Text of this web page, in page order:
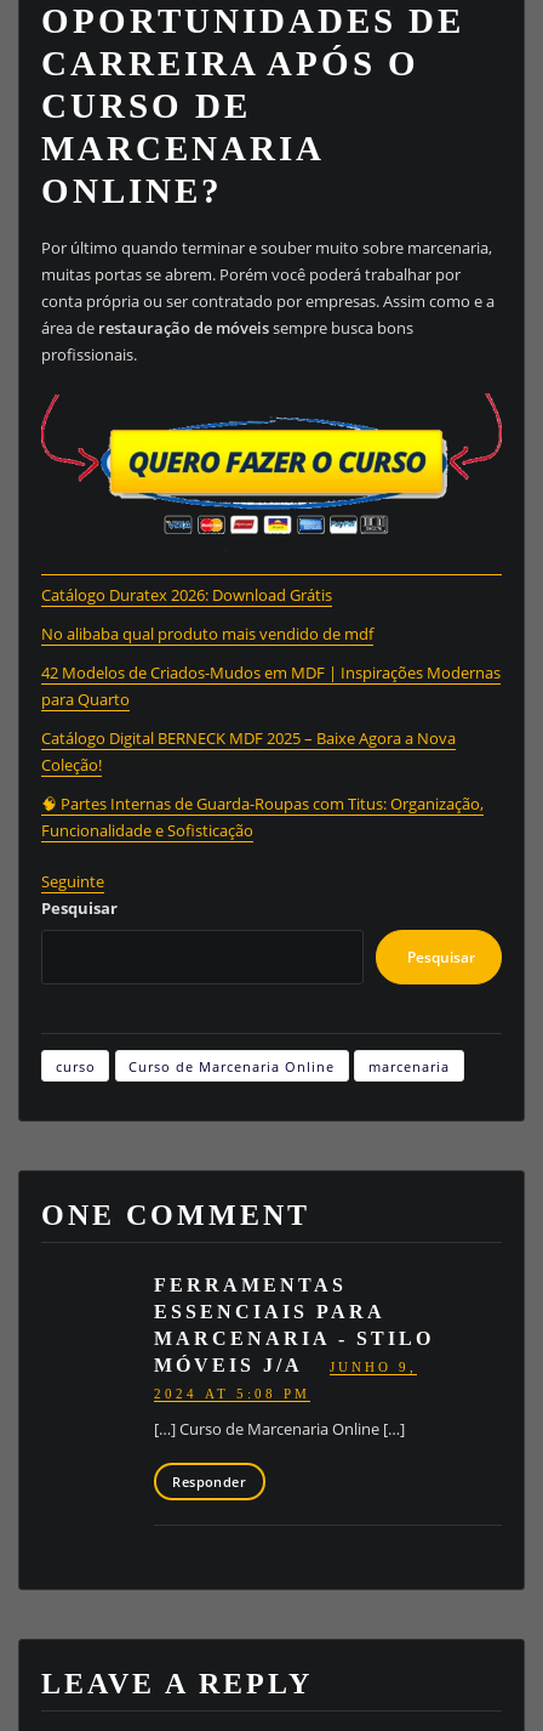
OPORTUNIDADES DE
CARREIRA APÓS O
CURSO DE
MARCENARIA
ONLINE?
Por último quando terminar e souber muito sobre marcenaria,
muitas portas se abrem. Porém você poderá trabalhar por
conta própria ou ser contratado por empresas. Assim como e a
área de restauração de móveissempre busca bons
profissionais.
Catálogo Duratex 2026: Download Grátis
No alibaba qual produto mais vendido de mdf
42 Modelos de Criados-Mudos em MDF | Inspirações Modernas
para Quarto
Catálogo Digital BERNECK MDF 2025 – Baixe Agora a Nova
Coleção!
🧠 Partes Internas de Guarda-Roupas com Titus: Organização,
Funcionalidade e Sofisticação
Seguinte
Pesquisar
Pesquisar
curso Curso de Marcenaria Online marcenaria
ONE COMMENT
FERRAMENTAS
ESSENCIAIS PARA
MARCENARIA - STILO
MÓVEIS J/A
JUNHO 9,
2024 AT 5:08 PM
[…] Curso de Marcenaria Online […]
Responder
LEAVE A REPLY